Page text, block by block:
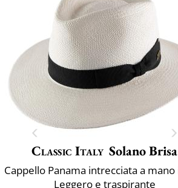
Classic Italy Solano Brisa
Leggero e traspirante